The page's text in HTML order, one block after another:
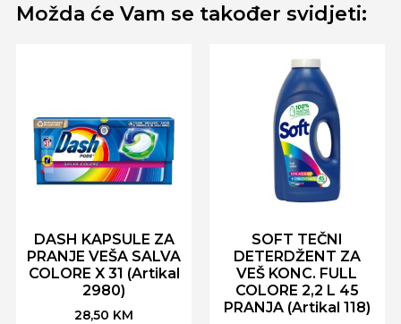
Možda će Vam se također svidjeti:
DASH KAPSULE ZA
PRANJE VEŠA SALVA
COLORE X 31 (Artikal
2980)
28,50 KM
SOFT TEČNI
DETERDŽENT ZA
VEŠ KONC. FULL
COLORE 2,2 L 45
PRANJA (Artikal 118)